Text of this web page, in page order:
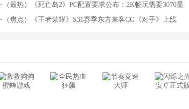
陆Nintendo Switch平台
（最热）《死亡岛2》PC配置要求公布：2K畅玩需要3070显
卡！（焦点）《王者荣耀》S31赛季东方来客CG《对手》上线